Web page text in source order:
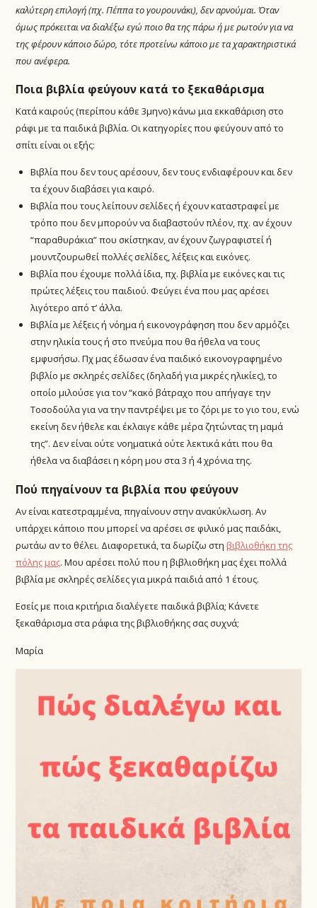
καλύτερη επιλογή (πχ. Πέππα το γουρουνάκι), δεν αρνούμαι. Όταν
όμως πρόκειται να διαλέξω εγώ ποιο θα της πάρω ήμε ρωτούν για να
της φέρουνκάποιο δώρο, τότε προτείνω κάποιο με τα χαρακτηριστικά
που ανέφερα.
Ποια βιβλία φεύγουν κατά το ξεκαθάρισμα
Κατά καιρούς (περίπου κάθε 3μηνο) κάνω μια εκκαθάριση στο
ράφι με τα παιδικά βιβλία. Οι κατηγορίες που φεύγουν από το
σπίτι είναι οι εξής:
Βιβλία που δεν τους αρέσουν, δεν τους ενδιαφέρουν και δεν
τα έχουν διαβάσει για καιρό.
Βιβλία που τους λείπουν σελίδες ή έχουν καταστραφεί με
τρόπο που δεν μπορούν να διαβαστούν πλέον, πχ. αν έχουν
“παραθυράκια” που σκίστηκαν, αν έχουν ζωγραφιστεί ή
μουντζουρωθεί πολλές σελίδες, λέξεις και εικόνες.
Βιβλία που έχουμε πολλά ίδια, πχ. βιβλία με εικόνες και τις
πρώτες λέξεις του παιδιού. Φεύγει ένα που μας αρέσει
λιγότερο από τ’ άλλα.
Βιβλία με λέξεις ή νόημα ή εικονογράφηση που δεν αρμόζει
στην ηλικία τους ή στο πνεύμα που θα ήθελα να τους
εμφυσήσω. Πχ μας έδωσαν ένα παιδικό εικονογραφημένο
βιβλίο με σκληρές σελίδες (δηλαδή για μικρές ηλικίες), το
οποίο μιλούσε για τον “κακό βάτραχο που απήγαγε την
Τοσοδούλα για να την παντρέψει με το ζόρι με το γιο του, ενώ
εκείνη δεν ήθελε και έκλαιγε κάθε μέρα ζητώντας τη μαμά
της”. Δεν είναι ούτε νοηματικά ούτε λεκτικά κάτι που θα
ήθελα να διαβάσει η κόρη μου στα 3 ή 4 χρόνια της.
Πού πηγαίνουν τα βιβλία που φεύγουν
Αν είναι κατεστραμμένα, πηγαίνουν στην ανακύκλωση. Αν
υπάρχει κάποιο που μπορεί να αρέσει σε φιλικό μας παιδάκι,
ρωτάω αν το θέλει. Διαφορετικά, τα δωρίζω στη βιβλιοθήκη της
πόλης μας. Μου αρέσει πολύ που η βιβλιοθήκη μας έχει πολλά
βιβλία με σκληρές σελίδες για μικρά παιδιά από 1 έτους.
Εσείς με ποια κριτήρια διαλέγετε παιδικά βιβλία; Κάνετε
ξεκαθάρισμα στα ράφια της βιβλιοθήκης σας συχνά;
Μαρία